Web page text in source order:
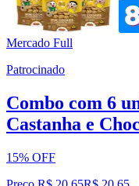
Mercado Full
Patrocinado
Combo com 6
Castanha e
15% OFF